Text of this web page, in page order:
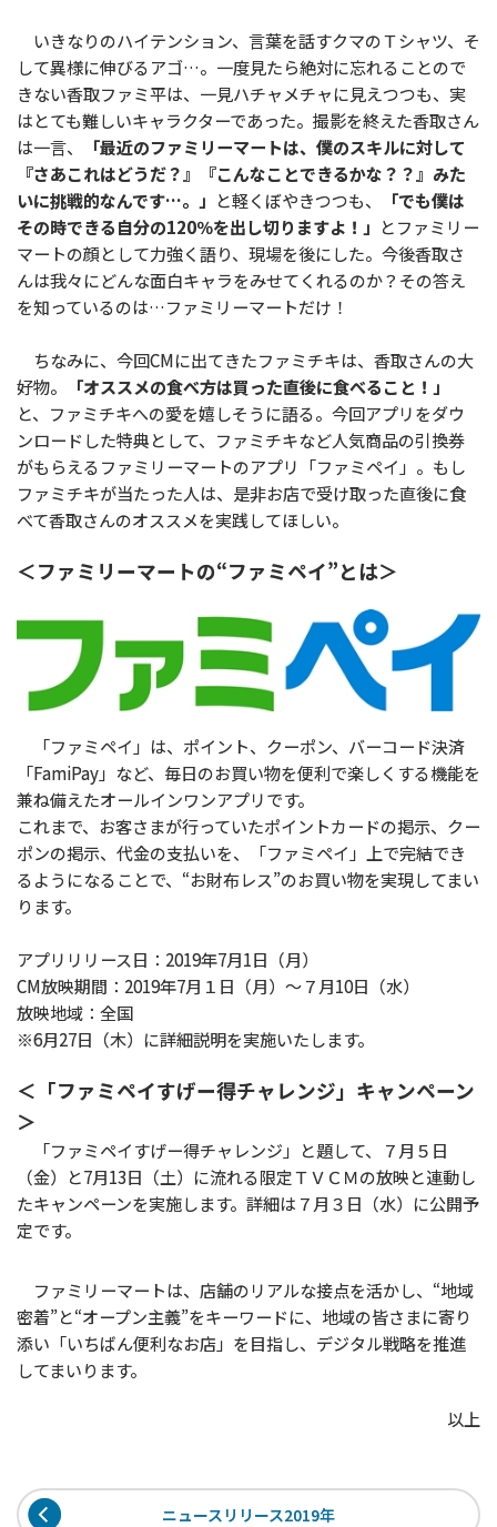
いきなりのハイテンション、言葉を話すクマのＴシャツ、そ
して異様に伸びるアゴ…。一度見たら絶対に忘れることので
きない香取ファミ平は、一見ハチャメチャに見えつつも、実
はとても難しいキャラクターであった。撮影を終えた香取さん
は一言、
「最近のファミリーマートは、僕のスキルに対して
『さあこれはどうだ？』『こんなことできるかな？？』みた
いに挑戦的なんです…。」 と軽くぼやきつつも、
「でも僕は
その時できる自分の120％を出し切りますよ！」 とファミリー
マートの顔として力強く語り、現場を後にした。今後香取さ
んは我々にどんな面白キャラをみせてくれるのか？その答え
を知っているのは…ファミリーマートだけ！
ちなみに、今回CMに出てきたファミチキは、香取さんの大
好物。
「オススメの食べ方は買った直後に食べること！」
と、ファミチキへの愛を嬉しそうに語る。今回アプリをダウ
ンロードした特典として、ファミチキなど人気商品の引換券
がもらえるファミリーマートのアプリ「ファミペイ」。もし
ファミチキが当たった人は、是非お店で受け取った直後に食
べて香取さんのオススメを実践してほしい。
＜ファミリーマートの“ファミペイ”とは＞
「ファミペイ」は、ポイント、クーポン、バーコード決済
「FamiPay」など、毎日のお買い物を便利で楽しくする機能を
兼ね備えたオールインワンアプリです。
これまで、お客さまが行っていたポイントカードの掲示、クー
ポンの掲示、代金の支払いを、「ファミペイ」上で完結でき
るようになることで、“お財布レス”のお買い物を実現してまい
ります。
アプリリリース日：2019年7月1日（月）
CM放映期間：2019年7月１日（月）～７月10日（水）
放映地域：全国
※6月27日（木）に詳細説明を実施いたします。
＜「ファミペイすげー得チャレンジ」キャンペーン
＞
「ファミペイすげー得チャレンジ」と題して、７月５日
（金）と7月13日（土）に流れる限定ＴＶＣＭの放映と連動し
たキャンペーンを実施します。詳細は７月３日（水）に公開予
定です。
ファミリーマートは、店舗のリアルな接点を活かし、“地域
密着”と“オープン主義”をキーワードに、地域の皆さまに寄り
添い「いちばん便利なお店」を目指し、デジタル戦略を推進
してまいります。
以上
ニュースリリース2019年